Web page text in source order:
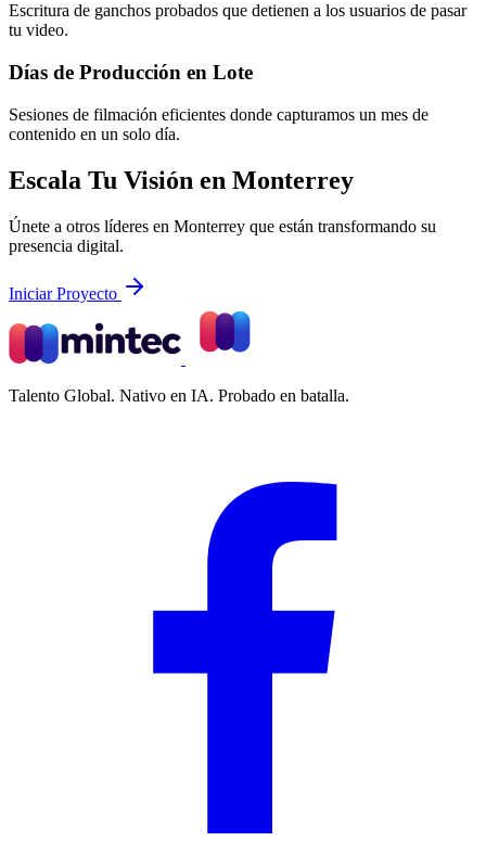
Escritura de ganchos probados que detienen a los usuarios de pasar
tu video.
Días de Producción en Lote
Sesiones de filmación eficientes donde capturamos un mes de
contenido en un solo día.
Escala Tu Visión en Monterrey
Únete a otros líderes en Monterrey que están transformando su
presencia digital.
Iniciar Proyecto
Talento Global. Nativo en IA. Probado en batalla.